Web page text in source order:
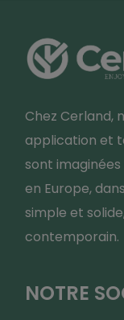
Chez Cerland,
application et
sont
en Europe,
simple et
contemporain.
NOTRE